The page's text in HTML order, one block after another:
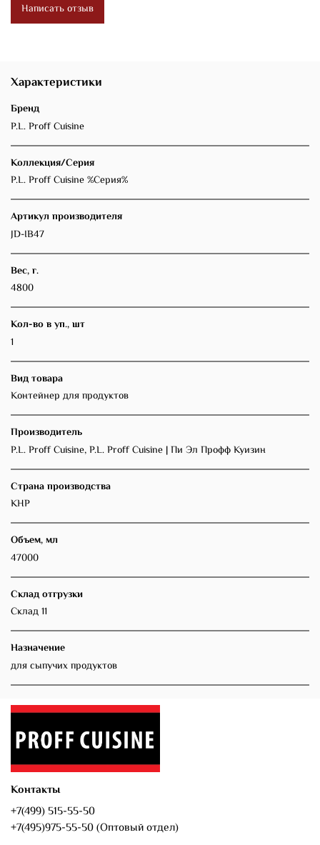
Написать отзыв
Характеристики
Бренд
P.L. Proff Cuisine
Коллекция/Серия
P.L. Proff Cuisine %Серия%
Артикул производителя
JD-IB47
Вес, г.
4800
Кол-во в уп., шт
1
Вид товара
Контейнер для продуктов
Производитель
P.L. Proff Cuisine, P.L. Proff Cuisine | Пи Эл Профф Куизин
Страна производства
КНР
Объем, мл
47000
Склад отгрузки
Склад 11
Назначение
для сыпучих продуктов
Контакты
+7(499) 515-55-50
+7(495)975-55-50 (Оптовый отдел)